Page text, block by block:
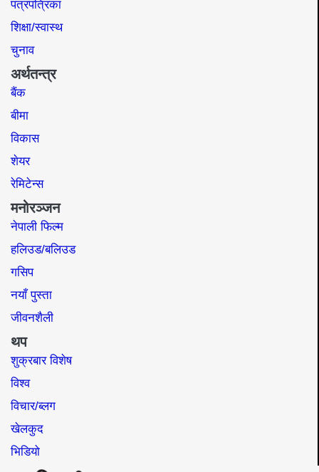
पत्रपत्रिका
शिक्षा/स्वास्थ
चुनाव
अर्थतन्त्र
बैंक
बीमा
विकास
शेयर
रेमिटेन्स
मनोरञ्जन
नेपाली फिल्म
हलिउड/बलिउड
गसिप
नयाँ पुस्ता
जीवनशैली
थप
शुक्रबार विशेष
विश्व
विचार/ब्लग
खेलकुद
भिडियो